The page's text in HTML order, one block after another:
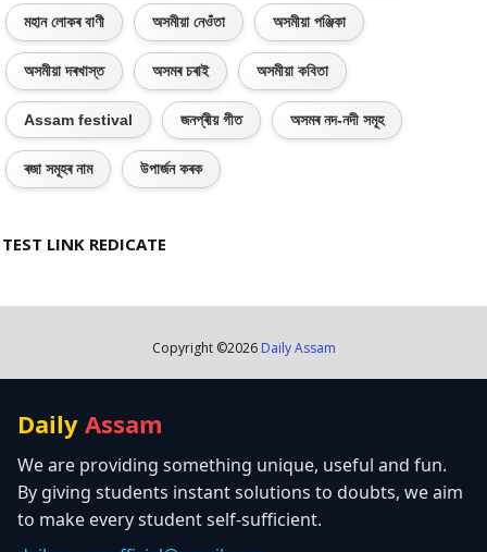
মহান লোকৰ বাণী অসমীয়া নেওঁতা অসমীয়া পঞ্জিকা
অসমীয়া দৰখাস্ত অসমৰ চৰাই অসমীয়া কবিতা
Assam festival জনপ্ৰীয় গীত অসমৰ নদ-নদী সমূহ
ৰজা সমূহৰ নাম উপাৰ্জন কৰক
TEST LINK REDICATE
Copyright ©2026 Daily Assam
Daily Assam
We are providing something unique, useful and fun.
By giving students instant solutions to doubts, we aim
to make every student self-sufficient.